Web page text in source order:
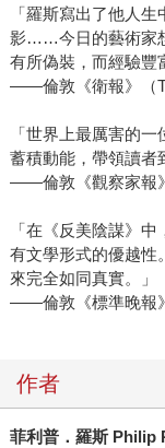
「羅斯寫出了他人
影……今日的藝術家
有所偽裝，而經驗豐
——倫敦《衛報》（
「世界上最厲害的
蓄積動能，帶領讀者
——倫敦《觀察家報
「在《反美陰謀》
有文學形式的優越性
來完全如同真實。」
——倫敦《標準晚報
作者
菲利普．羅斯Philip